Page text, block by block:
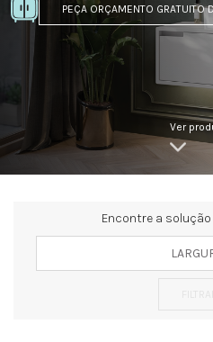
PEÇA ORÇAMENTO GRATUITO
Ver
Encontre a